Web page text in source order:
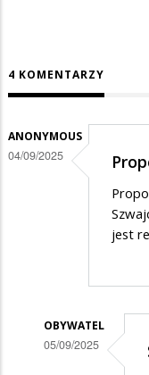
4 KOMENTARZY
ANONYMOUS
04/09/2025
jest
OBYWATEL
05/09/2025